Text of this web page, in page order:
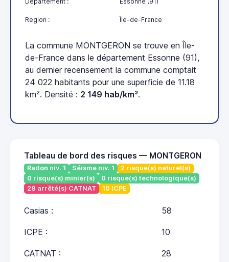
Region : Île-de-France
La commune MONTGERON se trouve en Île-
de-France dans le département Essonne (91),
au dernier recensement la commune comptait
24 022 habitants pour une superficie de 11.18
km². Densité : 2 149 hab/km².
Tableau de bord des risques — MONTGERON
Radon niv. 1 Séisme niv. 1
2 risque(s) naturel(s)
0 risque(s) minier(s)
0 risque(s) technologique(s)
28 arrêté(s) CATNAT
10 ICPE
Casias : 58
ICPE : 10
CATNAT : 28